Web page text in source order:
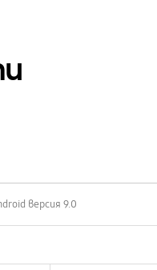
версия 9.0